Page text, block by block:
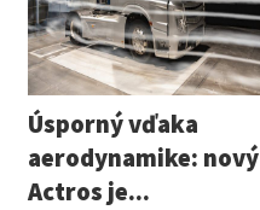
Úsporný vďaka
aerodynamike: nový
Actros je...